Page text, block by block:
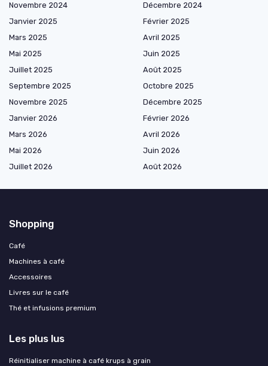
Novembre 2024
Décembre 2024
Janvier 2025
Février 2025
Mars 2025
Avril 2025
Mai 2025
Juin 2025
Juillet 2025
Août 2025
Septembre 2025
Octobre 2025
Novembre 2025
Décembre 2025
Janvier 2026
Février 2026
Mars 2026
Avril 2026
Mai 2026
Juin 2026
Juillet 2026
Août 2026
Shopping
Café
Machines à café
Accessoires
Livres sur le café
Thé et infusions premium
Les plus lus
Réinitialiser machine à café krups à grain